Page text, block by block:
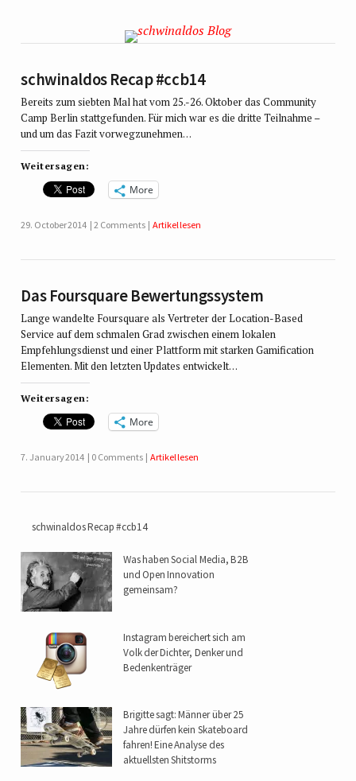
schwinaldos Recap #ccb14
Bereits zum siebten Mal hat vom 25.-26. Oktober das Community
Camp Berlin stattgefunden. Für mich war es die dritte Teilnahme –
und um das Fazit vorwegzunehmen…
Weitersagen:
More
29. October 2014 2 Comments Artikel lesen
Das Foursquare Bewertungssystem
Lange wandelte Foursquare als Vertreter der Location-Based
Service auf dem schmalen Grad zwischen einem lokalen
Empfehlungsdienst und einer Plattform mit starken Gamification
Elementen. Mit den letzten Updates entwickelt…
Weitersagen:
More
7. January 2014 0 Comments Artikel lesen
schwinaldos Recap #ccb14
Was haben Social Media, B2B
und Open Innovation
gemeinsam?
Instagram bereichert sich am
Volk der Dichter, Denker und
Bedenkenträger
Brigitte sagt: Männer über 25
Jahre dürfen kein Skateboard
fahren! Eine Analyse des
aktuellsten Shitstorms